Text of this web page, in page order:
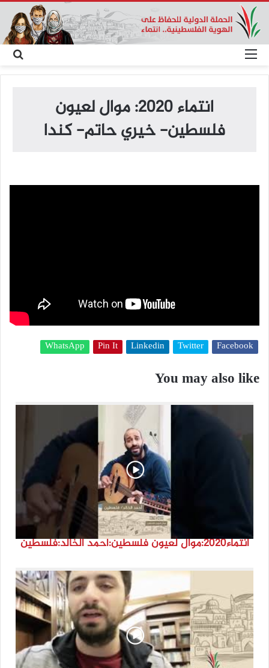
عن
انتماء 2020: موال لعيون
فلسطين- خيري حاتم- كندا
Facebook
Twitter
Linkedin
Pin It
WhatsApp
You may also like
انتماء2020:موال لعيون فلسطين:أحمد الخالد:فلسطين